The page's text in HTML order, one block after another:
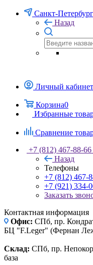
Санкт-Петербург
Назад
Личный кабинет
Корзина0
Избранные
Сравнение
+7 (812) 467-88-66
Назад
Телефоны
+7 (812) 467-
+7 (921) 334-
Заказать
Контактная информация
Офис: СПб, пр.
БЦ "F.Leger" (Фернан
Склад: СПб, пр.
база